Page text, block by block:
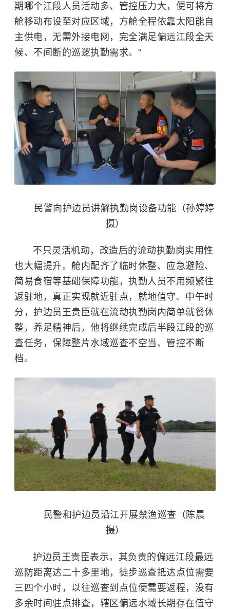
期哪个江段人员活动多、管控压力大，便可将方
舱移动布设至对应区域，方舱全程依靠太阳能自
主供电，无需外接电网，完全满足偏远江段全天
候、不间断的巡逻执勤需求。”
民警向护边员讲解执勤岗设备功能（孙婷婷
摄）
不只灵活机动，改造后的流动执勤岗实用性
也大幅提升。舱内配齐了临时休整、应急避险、
简易食宿等基础保障功能，执勤人员不用频繁往
返驻地，真正实现就近驻点，就地值守。中午时
分，护边员王贵臣就在流动执勤岗内简单就餐休
整，养足精神后，他将继续完成后半段江段的巡
查任务，保障整片水域巡查不空当、管控不断
档。
民警和护边员沿江开展禁渔巡查（陈晨
摄）
护边员王贵臣表示，其负责的偏远江段最远
巡防距离达二十多里地，徒步巡查抵达点位需要
三四个小时，以往巡查到点位便需要返程，没有
多余时间驻点排查，辖区偏远水域长期存在值守